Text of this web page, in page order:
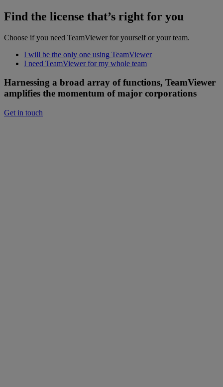
Find the license that’s right for you
Choose if you need TeamViewer for yourself or your team.
I will be the only one using TeamViewer
I need TeamViewer for my whole team
Harnessing a broad array of functions, TeamViewer
amplifies the momentum of major corporations
Get in touch